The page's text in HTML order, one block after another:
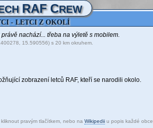
RAF CREW
- LETCI Z OKOLÍ
nachází... třeba na výletě s mobilem.
15.590556) s 20 km okruhem.
zobrazení letců RAF, kteří se narodili okolo.
pravým tlačítkem, nebo na Wikipedii u popis každé obce.